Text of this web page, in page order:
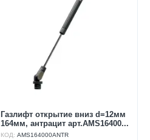
Газлифт открытие вниз d=12мм
164мм, антрацит арт.AMS16400...
КОД: AMS164000ANTR